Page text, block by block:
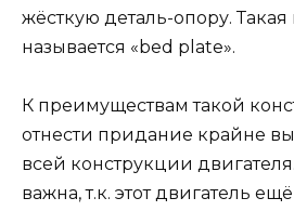
жёсткую деталь-опору.
называется «bed plate».
К преимуществам такой
отнести придание крайне
всей конструкции
важна, т.к. этот двигатель